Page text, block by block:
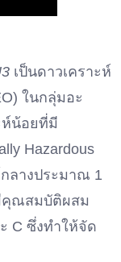
เป็นดาวเคราะห์
ในกลุ่มอะ
ห์น้อยที่มี
Hazardous
ลางประมาณ 1
คุณสมบัติผสม
C ซึ่งทำให้จัด